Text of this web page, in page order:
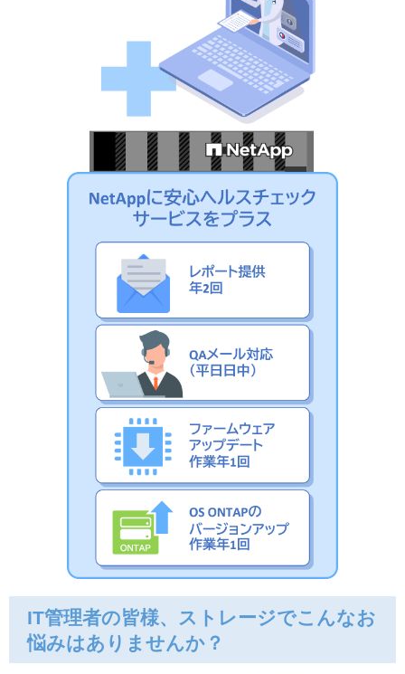
IT管理者の皆様、ストレージでこんなお
悩みはありませんか？